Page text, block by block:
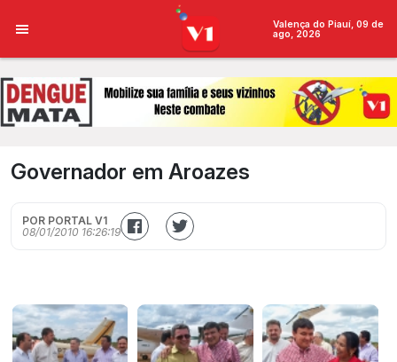
Valença do Piauí, 09 de
ago, 2026
Governador em Aroazes
POR PORTAL V1
08/01/2010 16:26:19